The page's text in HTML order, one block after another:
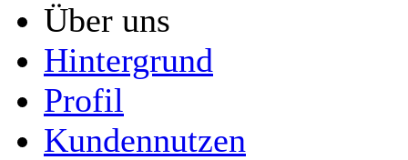
Über uns
Hintergrund
Profil
Kundennutzen